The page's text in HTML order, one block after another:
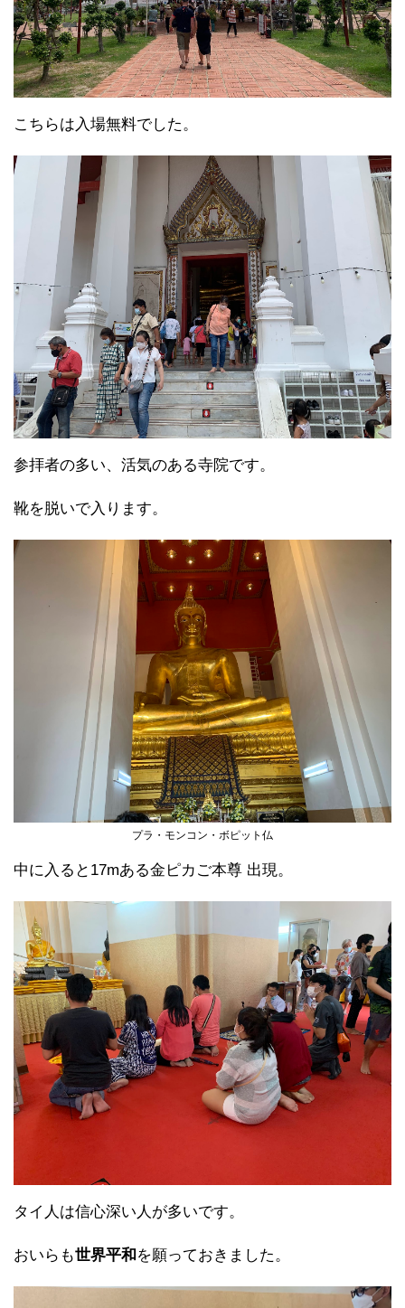
こちらは入場無料でした。
参拝者の多い、活気のある寺院です。
靴を脱いで入ります。
プラ・モンコン・ボピット仏
中に入ると17mある金ピカご本尊 出現。
タイ人は信心深い人が多いです。
おいらも世界平和を願っておきました。